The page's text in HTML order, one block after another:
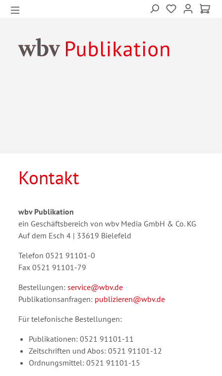
Kontakt
wbv Publikation
ein Geschäftsbereich von wbv Media GmbH & Co. KG
Auf dem Esch 4 | 33619 Bielefeld
Telefon 0521 91101-0
Fax 0521 91101-79
Bestellungen: service@wbv.de
Publikationsanfragen: publizieren@wbv.de
Für telefonische Bestellungen:
Publikationen: 0521 91101-11
Zeitschriften und Abos: 0521 91101-12
Ordnungsmittel: 0521 91101-15